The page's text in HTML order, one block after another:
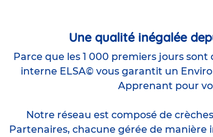
Une qualité inégalée
Parce que les 1 000 premiers jours
interne ELSA© vous garantit un
Apprenant pour
Notre réseau est composé de
Partenaires, chacune gérée de manière